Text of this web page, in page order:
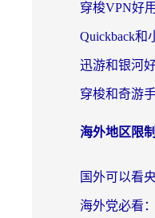
海外地区限制